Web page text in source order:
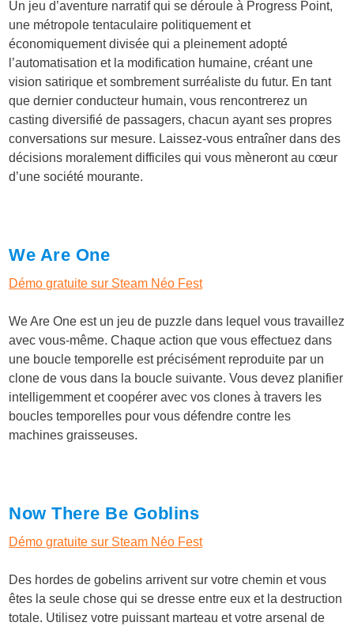
Un jeu d’aventure narratif qui se déroule à Progress Point,
une métropole tentaculaire politiquement et
économiquement divisée qui a pleinement adopté
l’automatisation et la modiﬁcation humaine, créant une
vision satirique et sombrement surréaliste du futur. En tant
que dernier conducteur humain, vous rencontrerez un
casting diversifié de passagers, chacun ayant ses propres
conversations sur mesure. Laissez-vous entraîner dans des
décisions moralement difficiles qui vous mèneront au cœur
d’une société mourante.
We Are One
Démo gratuite sur Steam Néo Fest
We Are One est un jeu de puzzle dans lequel vous travaillez
avec vous-même. Chaque action que vous effectuez dans
une boucle temporelle est précisément reproduite par un
clone de vous dans la boucle suivante. Vous devez planifier
intelligemment et coopérer avec vos clones à travers les
boucles temporelles pour vous défendre contre les
machines graisseuses.
Now There Be Goblins
Démo gratuite sur Steam Néo Fest
Des hordes de gobelins arrivent sur votre chemin et vous
êtes la seule chose qui se dresse entre eux et la destruction
totale. Utilisez votre puissant marteau et votre arsenal de